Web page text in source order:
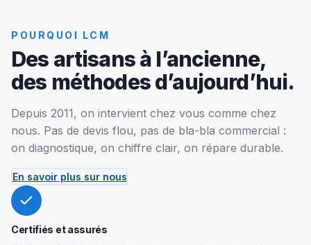
POURQUOI LCM
Des artisans à l’ancienne,
des méthodes d’aujourd’hui.
Depuis 2011, on intervient chez vous comme chez
nous. Pas de devis flou, pas de bla-bla commercial :
on diagnostique, on chiffre clair, on répare durable.
En savoir plus sur nous
Certifiés et assurés